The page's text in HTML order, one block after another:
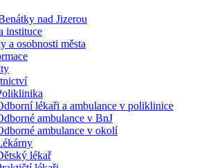
nad Jizerou
instituce
a osobnosti města
lékaři a ambulance v poliklinice
ambulance v BnJ
ambulance v okolí
lékař